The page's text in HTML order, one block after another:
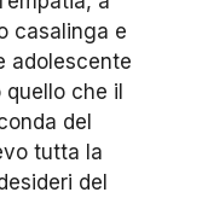
casalinga e
adolescente
quello che il
del
tutta la
del